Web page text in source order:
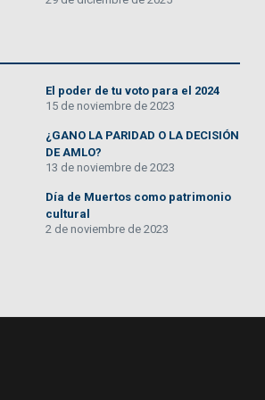
El poder de tu voto para el 2024
15 de noviembre de 2023
¿GANO LA PARIDAD O LA DECISIÓN
DE AMLO?
13 de noviembre de 2023
Día de Muertos como patrimonio
cultural
2 de noviembre de 2023